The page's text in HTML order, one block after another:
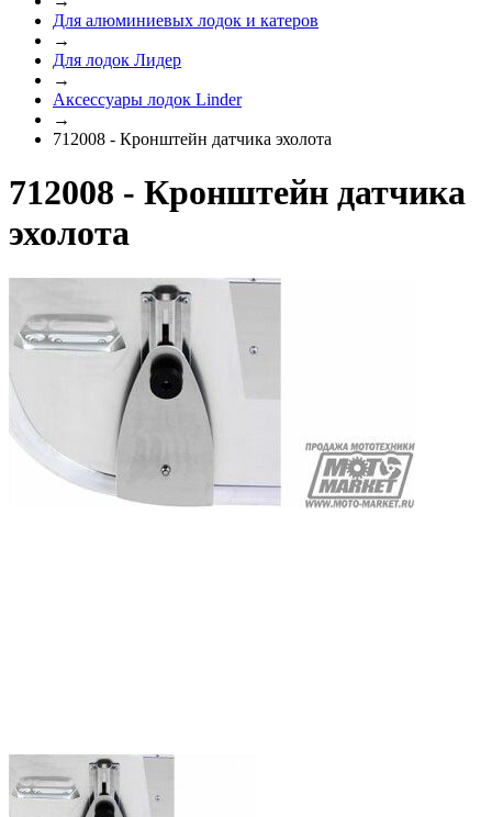
Для алюминиевых лодок и катеров
→
Для лодок Лидер
→
Аксессуары лодок Linder
→
712008 - Кронштейн датчика эхолота
712008 - Кронштейн датчика
эхолота